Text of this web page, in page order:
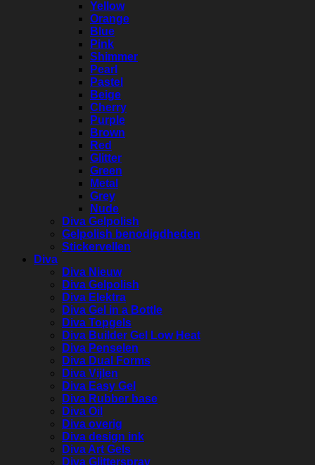
Yellow
Orange
Blue
Pink
Shimmer
Pearl
Pastel
Beige
Cherry
Purple
Brown
Red
Glitter
Green
Metal
Grey
Nude
Diva Gelpolish
Gelpolish benodigdheden
Stickervellen
Diva
Diva Nieuw
Diva Gelpolish
Diva Elektra
Diva Gel in a Bottle
Diva Topgels
Diva Builder Gel Low Heat
Diva Penselen
Diva Dual Forms
Diva Vijlen
Diva Easy Gel
Diva Rubber base
Diva Oil
Diva overig
Diva design ink
Diva Art Gels
Diva Glitterspray